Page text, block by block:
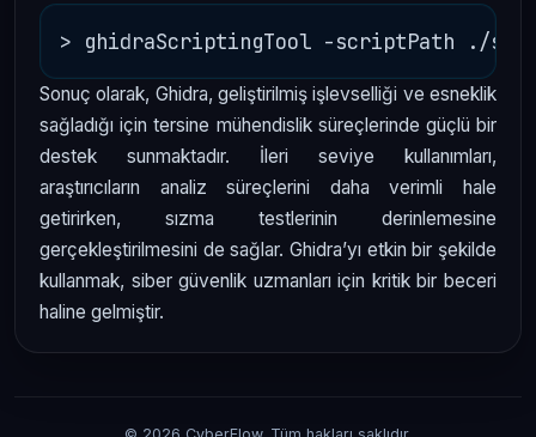
Sonuç olarak, Ghidra, geliştirilmiş işlevselliği ve esneklik
sağladığı için tersine mühendislik süreçlerinde güçlü bir
destek sunmaktadır. İleri seviye kullanımları,
araştırıcıların analiz süreçlerini daha verimli hale
getirirken, sızma testlerinin derinlemesine
gerçekleştirilmesini de sağlar. Ghidra’yı etkin bir şekilde
kullanmak, siber güvenlik uzmanları için kritik bir beceri
haline gelmiştir.